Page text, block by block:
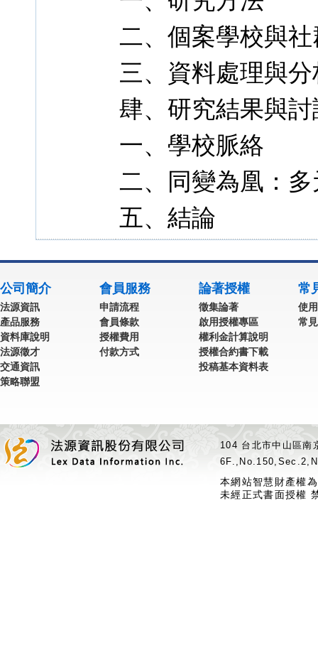
二、個案學校與社
三、資料處理與分
肆、研究結果與討
一、學校脈絡
二、同變為凰：
五、結論
公司簡介
法源資訊
產品服務
資料庫說明
法源徵才
交通資訊
策略聯盟
會員服務
申請流程
會員條款
授權費用
付款方式
論著授權
徵集論著
啟用授權專區
權利金計算說明
授權合約書下載
投稿基本資料表
常
使
常
104 台北市中山區
本網站智慧財產權
未經正式書面授權